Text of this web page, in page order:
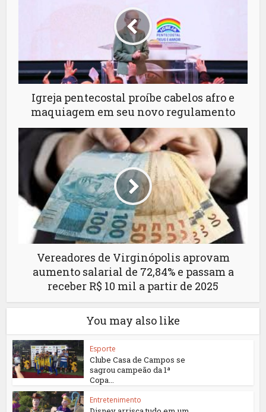
Igreja pentecostal proíbe cabelos afro e
maquiagem em seu novo regulamento
Vereadores de Virginópolis aprovam
aumento salarial de 72,84% e passam a
receber R$ 10 mil a partir de 2025
You may also like
Esporte
Clube Casa de Campos se
sagrou campeão da 1ª
Copa...
Entretenimento